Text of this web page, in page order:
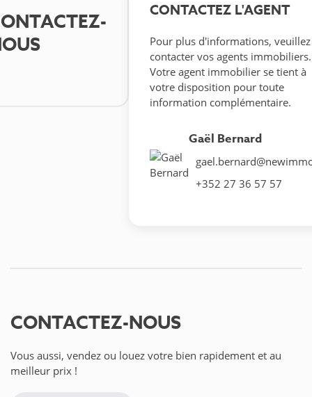
CONTACTEZ L'AGENT
Pour plus d'informations, veuillez
contacter vos agents immobiliers.
Votre agent immobilier se tient à
votre disposition pour toute
information complémentaire.
Gaël Bernard
+352 27 36 57 57
CONTACTEZ-NOUS
Vous aussi, vendez ou louez votre bien rapidement et au
meilleur prix !